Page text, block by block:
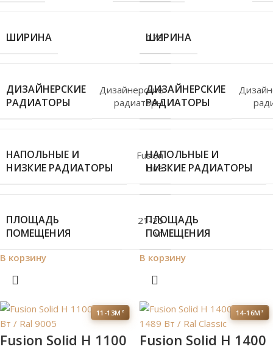
ШИРИНА 178
ДИЗАЙНЕРСКИЕ
РАДИАТОРЫ
Дизайнерские
радиаторы
НАПОЛЬНЫЕ И
НИЗКИЕ РАДИАТОРЫ
Fusion
Line
ПЛОЩАДЬ
ПОМЕЩЕНИЯ
21-25
м²
В корзину
ШИРИНА
ДИЗАЙНЕРСКИЕ
РАДИАТОРЫ
НАПОЛЬНЫЕ И
НИЗКИЕ РАДИАТОРЫ
ПЛОЩАДЬ
ПОМЕЩЕНИЯ
В корзину
11-13М²
Fusion Solid H 1100
14-16М²
Fusion Solid H 1400